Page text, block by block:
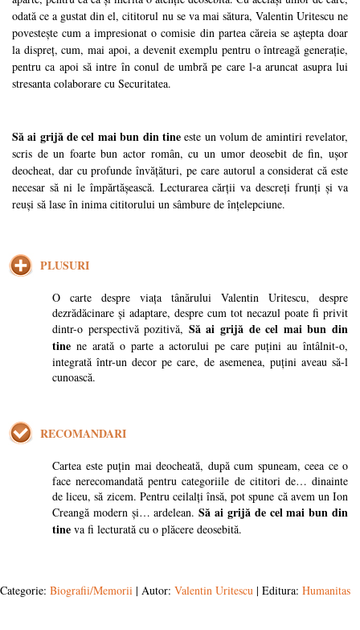
odată ce a gustat din el, cititorul nu se va mai sătura, Valentin Uritescu ne
povestește cum a impresionat o comisie din partea căreia se aștepta doar
la dispreț, cum, mai apoi, a devenit exemplu pentru o întreagă generație,
pentru ca apoi să intre în conul de umbră pe care l-a aruncat asupra lui
stresanta colaborare cu Securitatea.
Să ai grijă de cel mai bun din tineeste un volum de amintiri revelator,
scris de un foarte bun actor român, cu un umor deosebit de fin, ușor
deocheat, dar cu profunde învățături, pe care autorul a considerat că este
necesar să ni le împărtășească. Lecturarea cărții va descreți frunți și va
reuși să lase în inima cititorului un sâmbure de înțelepciune.
PLUSURI
O carte despre viața tânărului Valentin Uritescu, despre
dezrădăcinare și adaptare, despre cum tot necazul poate fi privit
dintr-o perspectivă pozitivă, Să ai grijă de cel mai bun din
tine ne arată o parte a actorului pe care puțini au întâlnit-o,
integrată într-un decor pe care, de asemenea, puțini aveau să-l
cunoască.
RECOMANDARI
Cartea este puțin mai deocheată, după cum spuneam, ceea ce o
face nerecomandată pentru categoriile de cititori de… dinainte
de liceu, să zicem. Pentru ceilalți însă, pot spune că avem un Ion
Creangă modern și… ardelean.Să ai grijă de cel mai bun din
tine va fi lecturată cu o plăcere deosebită.
Categorie: Biografii/Memorii | Autor: Valentin Uritescu | Editura: Humanitas